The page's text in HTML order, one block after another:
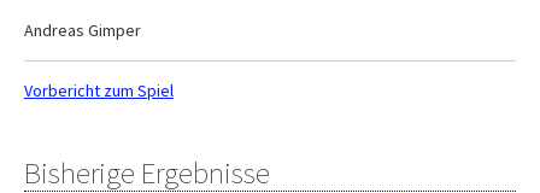
Andreas Gimper
Vorbericht zum Spiel
Bisherige Ergebnisse